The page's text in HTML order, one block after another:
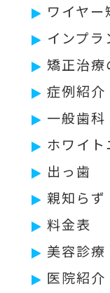
ワイヤー
インプラ
矯正治
症例紹介
一般歯科
ホワイト
出っ歯
親知らず
料金表
美容診療
医院紹介